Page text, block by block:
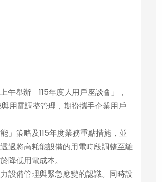
舉辦「115年度大用戶座談會」，
用電調整管理，期盼攜手企業用戶
」策略及115年度業務重點措施，並
過將高耗能設備的用電時段調整至離
降低用電成本。
設備管理與緊急應變的認識。同時設